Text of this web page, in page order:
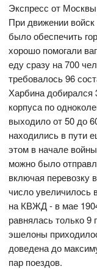
Экспресс от
При движении
было обеспечить
хорошо помогали
еду сразу на 700
требовалось 96
Харбина добирался
корпуса по
выходило от 50 до
находились в пути
этом в начале
можно было
включая перевозку
число увеличилось
на КВЖД - в мае
равнялась только 9
эшелоны
доведена до
пар поездов.